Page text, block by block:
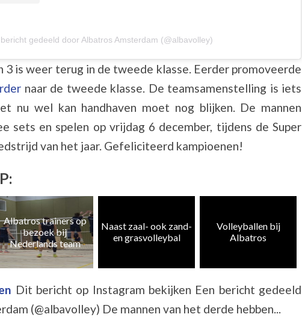
gedeeld door Albatros Amsterdam (@albavolley)
is weer terug in de tweede klasse. Eerder promoveerde
naar de tweede klasse. De teamsamenstelling is iets
nu wel kan handhaven moet nog blijken. De mannen
sets en spelen op vrijdag 6 december, tijdens de Super
van het jaar. Gefeliciteerd kampioenen!
Naast zaal- ook zand-
en grasvolleybal
Volleyballen bij
Albatros
Albatros CMV 4 en
10 kampioen
Dit bericht op Instagram bekijken Een bericht gedeeld
(@albavolley) De mannen van het derde hebben...